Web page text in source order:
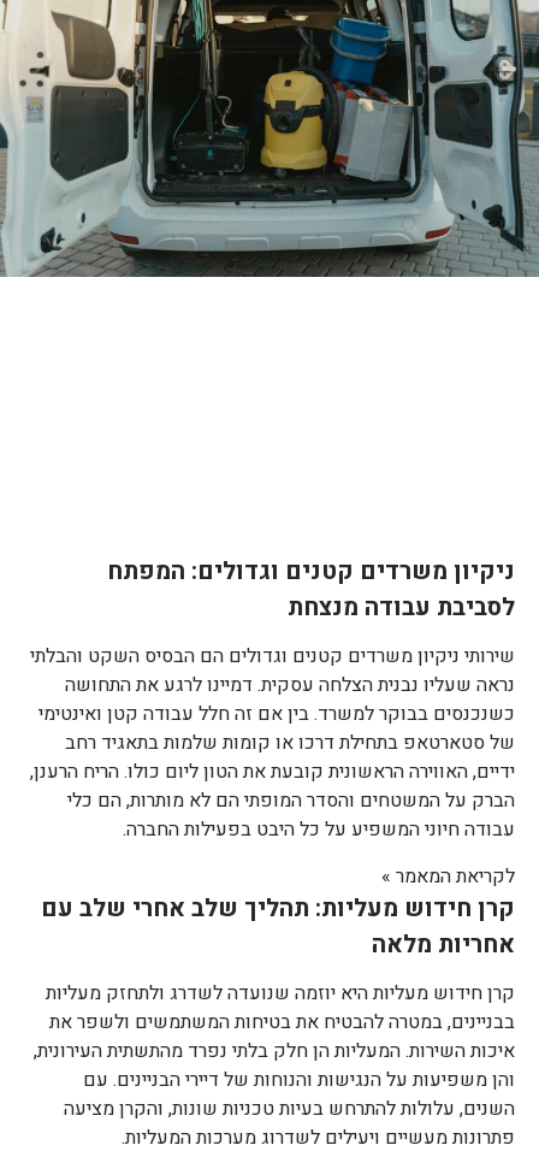
ניקיון משרדים קטנים וגדולים: המפתח
לסביבת עבודה מנצחת
שירותי ניקיון משרדים קטנים וגדולים הם הבסיס השקט והבלתי
נראה שעליו נבנית הצלחה עסקית. דמיינו לרגע את התחושה
כשנכנסים בבוקר למשרד. בין אם זה חלל עבודה קטן ואינטימי
של סטארטאפ בתחילת דרכו או קומות שלמות בתאגיד רחב
ידיים, האווירה הראשונית קובעת את הטון ליום כולו. הריח הרענן,
הברק על המשטחים והסדר המופתי הם לא מותרות, הם כלי
עבודה חיוני המשפיע על כל היבט בפעילות החברה.
לקריאת המאמר »
קרן חידוש מעליות: תהליך שלב אחרי שלב עם
אחריות מלאה
קרן חידוש מעליות היא יוזמה שנועדה לשדרג ולתחזק מעליות
בבניינים, במטרה להבטיח את בטיחות המשתמשים ולשפר את
איכות השירות. המעליות הן חלק בלתי נפרד מהתשתית העירונית,
והן משפיעות על הנגישות והנוחות של דיירי הבניינים. עם
השנים, עלולות להתרחש בעיות טכניות שונות, והקרן מציעה
פתרונות מעשיים ויעילים לשדרוג מערכות המעליות.